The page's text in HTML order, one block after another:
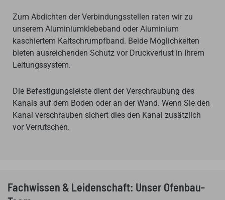
Zum Abdichten der Verbindungsstellen raten wir zu
unserem Aluminiumklebeband oder Aluminium
kaschiertem Kaltschrumpfband. Beide Möglichkeiten
bieten ausreichenden Schutz vor Druckverlust in Ihrem
Leitungssystem.
Die Befestigungsleiste dient der Verschraubung des
Kanals auf dem Boden oder an der Wand. Wenn Sie den
Kanal verschrauben sichert dies den Kanal zusätzlich
vor Verrutschen.
Fachwissen & Leidenschaft: Unser Ofenbau-